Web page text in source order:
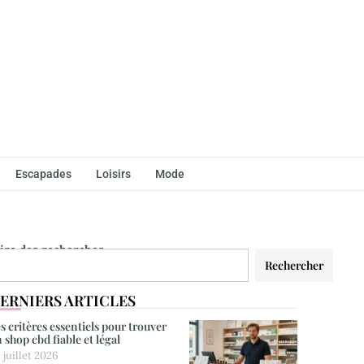
Escapades Loisirs Mode
des recherches
Rechercher
ARTICLES
critères essentiels pour trouver
shop cbd fiable et légal
juillet 2026